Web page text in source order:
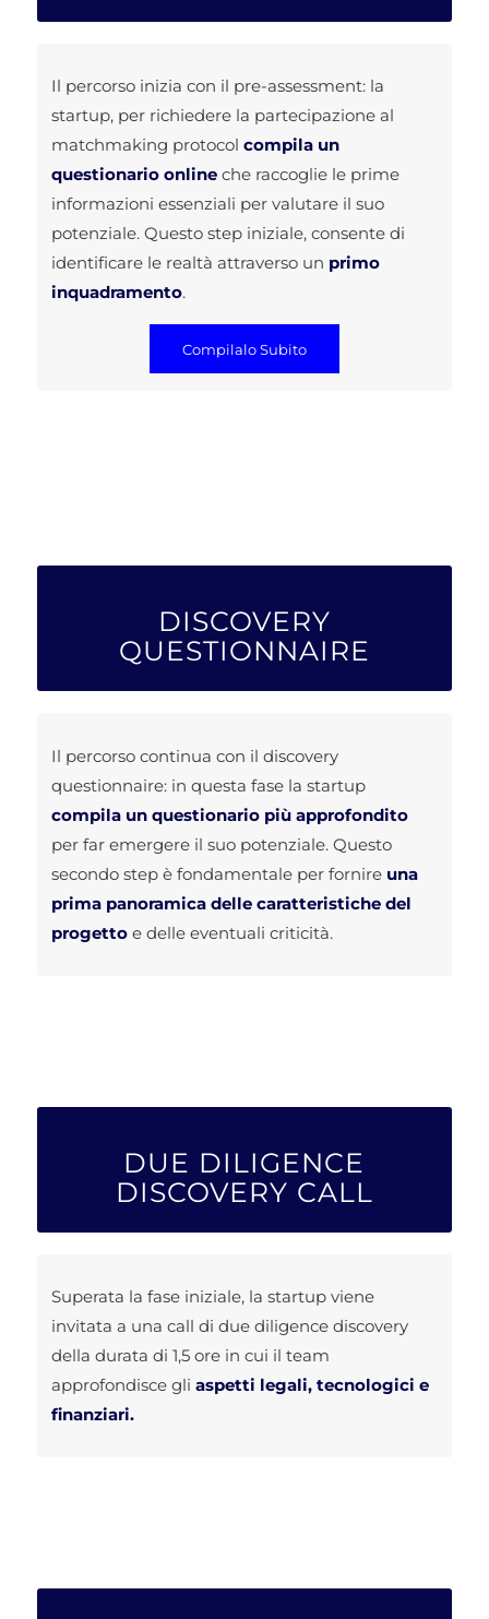
Il percorso inizia con il pre-assessment: la
startup, per richiedere la partecipazione al
matchmaking protocol compila un
questionario onlineche raccoglie le prime
informazioni essenziali per valutare il suo
potenziale. Questo step iniziale, consente di
identificare le realtà attraverso un primo
inquadramento.
Compilalo Subito
Il percorso continua con il discovery
questionnaire: in questa fase la startup
compila un questionario più approfondito
per far emergere il suo potenziale. Questo
secondo step è fondamentale per fornire una
prima panoramica delle caratteristiche del
progettoe delle eventuali criticità.
DISCOVERY
QUESTIONNAIRE
DUE DILIGENCE
DISCOVERY CALL
Superata la fase iniziale, la startup viene
invitata a una call di due diligence discovery
della durata di 1,5 ore in cui il team
approfondisce gli aspetti legali, tecnologici e
finanziari.